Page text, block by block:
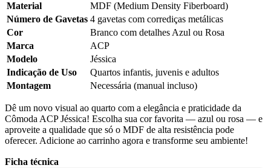
Material
MDF (Medium Density Fiberboard)
Número de Gavetas 4 gavetas com corrediças metálicas
Cor
Branco com detalhes Azul ou Rosa
Marca
ACP
Modelo
Jéssica
Indicação de Uso
Quartos infantis, juvenis e adultos
Montagem
Necessária (manual incluso)
Dê um novo visual ao quarto com a elegância e praticidade da
Cômoda ACP Jéssica! Escolha sua cor favorita — azul ou rosa — e
aproveite a qualidade que só o MDF de alta resistência pode
oferecer. Adicione ao carrinho agora e transforme seu ambiente!
Ficha técnica